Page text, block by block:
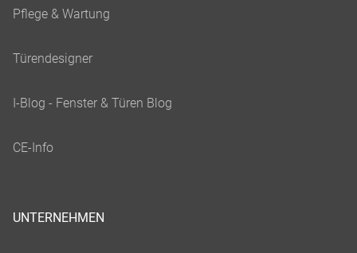
UNTERNEHMEN